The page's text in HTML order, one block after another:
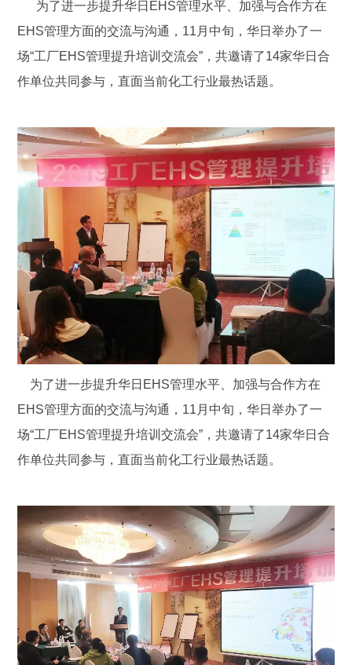
为了进一步提升华日EHS管理水平、加强与合作方在
EHS管理方面的交流与沟通，11月中旬，华日举办了一
场“工厂EHS管理提升培训交流会”，共邀请了14家华日合
作单位共同参与，直面当前化工行业最热话题。
为了进一步提升华日EHS管理水平、加强与合作方在
EHS管理方面的交流与沟通，11月中旬，华日举办了一
场“工厂EHS管理提升培训交流会”，共邀请了14家华日合
作单位共同参与，直面当前化工行业最热话题。